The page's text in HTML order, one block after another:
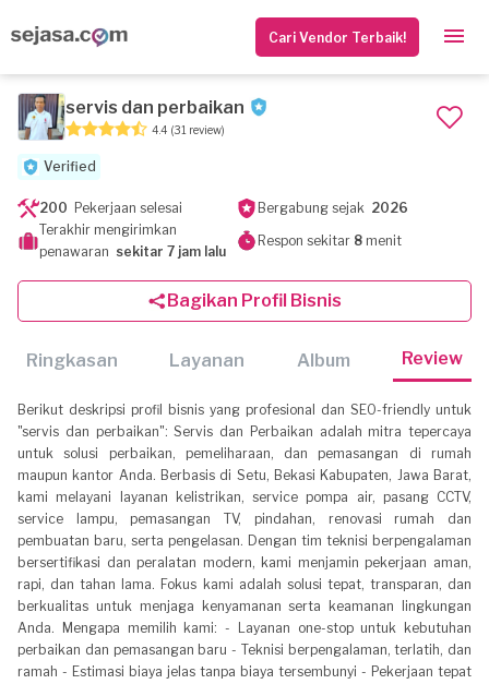
Cari Vendor Terbaik!
servis dan perbaikan
4.4 (31 review)
Verified
200 Pekerjaan selesai Bergabung sejak 2026
Terakhir mengirimkan
penawaran sekitar 7 jam lalu
Respon sekitar 8menit
Bagikan Profil Bisnis
Ringkasan Layanan Album Review
Berikut deskripsi profil bisnis yang profesional dan SEO-friendly untuk
"servis dan perbaikan": Servis dan Perbaikan adalah mitra tepercaya
untuk solusi perbaikan, pemeliharaan, dan pemasangan di rumah
maupun kantor Anda. Berbasis di Setu, Bekasi Kabupaten, Jawa Barat,
kami melayani layanan kelistrikan, service pompa air, pasang CCTV,
service lampu, pemasangan TV, pindahan, renovasi rumah dan
pembuatan baru, serta pengelasan. Dengan tim teknisi berpengalaman
bersertifikasi dan peralatan modern, kami menjamin pekerjaan aman,
rapi, dan tahan lama. Fokus kami adalah solusi tepat, transparan, dan
berkualitas untuk menjaga kenyamanan serta keamanan lingkungan
Anda. Mengapa memilih kami: - Layanan one-stop untuk kebutuhan
perbaikan dan pemasangan baru - Teknisi berpengalaman, terlatih, dan
ramah - Estimasi biaya jelas tanpa biaya tersembunyi - Pekerjaan tepat